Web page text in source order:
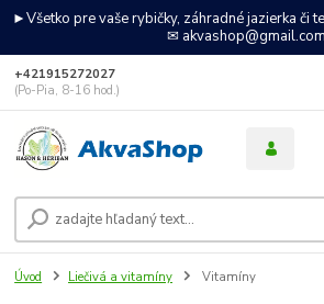
►Všetko pre vaše rybičky, záhradné jazierka
✉ akvashop@gmail.com
+421915272027
(Po-Pia, 8-16 hod.)
Úvod Liečivá a vitamíny Vitamíny